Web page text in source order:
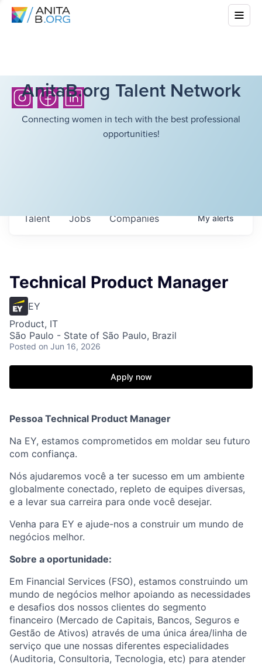
AnitaB.org Talent Network
Connecting women in tech with the best professional
opportunities!
Jobs Companies
Talent Myalerts
Technical Product Manager
EY
Product, IT
São Paulo - State of São Paulo, Brazil
Posted on Jun 16, 2026
Apply now
Pessoa Technical Product Manager
Na EY, estamos comprometidos em moldar seu futuro
com confiança.
Nós ajudaremos você a ter sucesso em um ambiente
globalmente conectado, repleto de equipes diversas,
e a levar sua carreira para onde você desejar.
Venha para EY e ajude-nos a construir um mundo de
negócios melhor.
Sobre a oportunidade:
Em Financial Services (FSO), estamos construindo um
mundo de negócios melhor apoiando as necessidades
e desafios dos nossos clientes do segmento
financeiro (Mercado de Capitais, Bancos, Seguros e
Gestão de Ativos) através de uma única área/linha de
serviço que une nossas diferentes especialidades
(Auditoria, Consultoria, Tecnologia, etc) para atender